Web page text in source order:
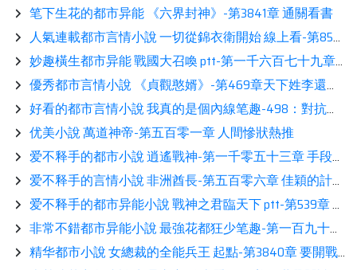
笔下生花的都市异能 《六界封神》-第3841章 通關看書
人氣連載都市言情小說 一切從錦衣衛開始 線上看-第858章：人族的詛咒與宿命熱推
妙趣橫生都市异能 戰國大召喚 ptt-第一千六百七十九章：忠君相伴
優秀都市言情小說 《貞觀憨婿》-第469章天下姓李還是姓蘇相伴
好看的都市言情小說 我真的是個內線笔趣-498：對抗強度拉滿，假球大戰來了（6.9K求票票）讀書
优美小說 萬道神帝-第五百零一章 人間慘狀熱推
爱不释手的都市小說 逍遙戰神-第一千零五十三章 手段高明
爱不释手的言情小說 非洲酋長-第五百零六章 佳穎的計劃（二）推薦
爱不释手的都市异能小說 戰神之君臨天下 ptt-第539章 龍萬軍心死展示
非常不錯都市异能小說 最強花都狂少笔趣-第一百九十章 羣英彙集！讀書
精华都市小說 女總裁的全能兵王 起點-第3840章 要開戰？推薦